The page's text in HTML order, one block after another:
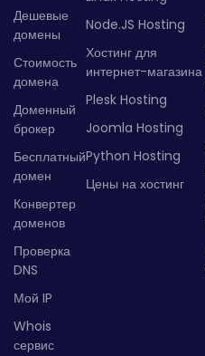
Дешевые
домены
Стоимость
домена
Доменный
брокер
Бесплатный
домен
Конвертер
доменов
Проверка
DNS
Мой IP
Whois
сервис
Node.JS Hosting
Хостинг для
интернет-магазина
Plesk Hosting
Joomla Hosting
Python Hosting
Цены на хостинг